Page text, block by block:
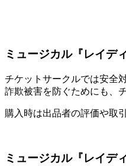
ミュージカル『レイデ
チケットサークルでは安全
詐欺被害を防ぐためにも、
購入時は出品者の評価や取
ミュージカル『レイデ